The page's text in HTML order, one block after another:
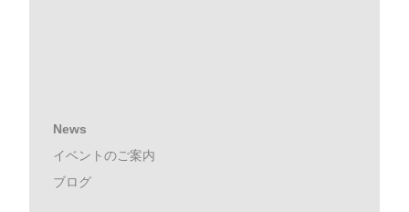
News
イベントのご案内
ブログ